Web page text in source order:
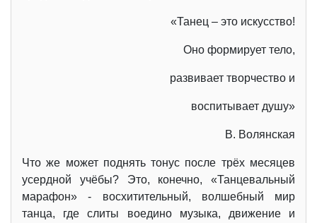
«Танец – это искусство!
Оно формирует тело,
развивает творчество и
воспитывает душу»
В. Волянская
Что же может поднять тонус после трёх месяцев
усердной учёбы? Это, конечно, «Танцевальный
марафон» - восхитительный, волшебный мир
танца, где слиты воедино музыка, движение и